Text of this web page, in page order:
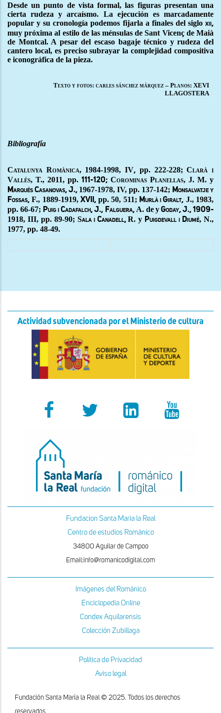
Desde un punto de vista formal, las figuras presentan una
cierta rudeza y arcaísmo. La ejecución es marcadamente
popular y su cronología podemos fijarla a finales del siglo xii,
muy próxima al estilo de las ménsulas de Sant Vicenç de Maià
de Montcal. A pesar del escaso bagaje técnico y rudeza del
cantero local, es preciso subrayar la complejidad compositiva
e iconográfica de la pieza.
Texto y fotos: carles sánchez márquez – Planos: XEVI
LLAGOSTERA
Bibliografía
Catalunya Romànica, 1984-1998, IV, pp. 222-228;Clarà i
Vallès, T., 2011,pp.111-120; Corominas Planellas, J. M.y
Marqués Casanovas, J., 1967-1978, IV, pp. 137-142; Monsalvatje y
Fossas, F., 1889-1919, XVII,pp. 50, 511; Murlà i Giralt, J., 1983,
pp. 66-67; Puig i Cadafalch, J., Falguera, A. deyGoday, J., 1909-
1918, III, pp. 89-90; Sala i Canadell,R. y Puigdevall i Diumé, N.,
1977, pp. 48-49.
Actividad subvencionada por el Ministerio de cultura
Fundacion Santa Maria la Real
Centro de estudios Románico
34800 Aguilar de Campoo
Email:info@romanicodigital.com
Imágenes del Románico
Enciclopedia Online
Condex Aquilarensis
Colección Zubillaga
Política de Privacidad
Aviso legal
Fundación Santa María la Real © 2025. Todos los derechos
reservados.